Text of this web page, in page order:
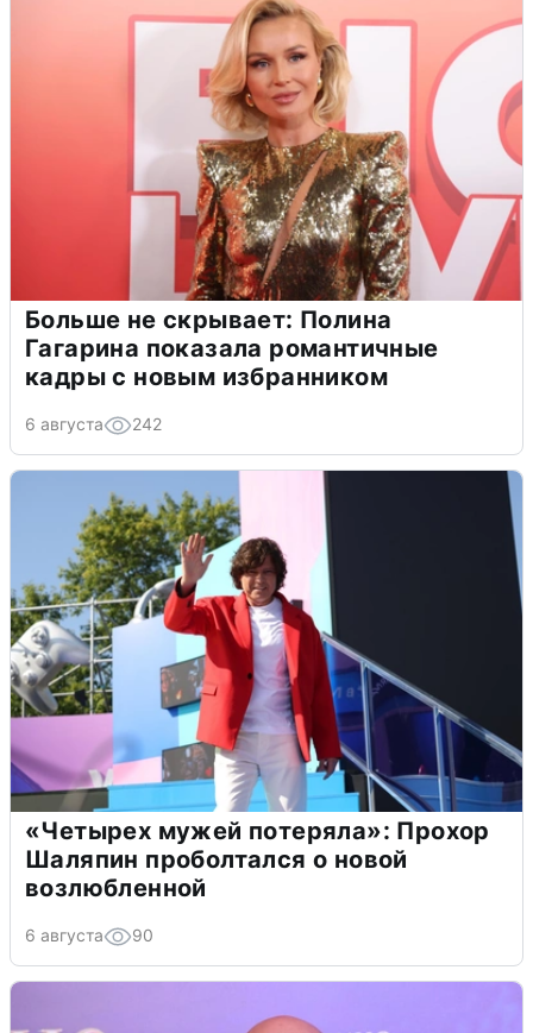
Больше не скрывает: Полина
Гагарина показала романтичные
кадры с новым избранником
6 августа 242
«Четырех мужей потеряла»: Прохор
Шаляпин проболтался о новой
возлюбленной
6 августа 90